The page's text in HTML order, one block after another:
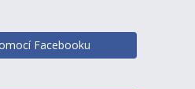
Facebooku